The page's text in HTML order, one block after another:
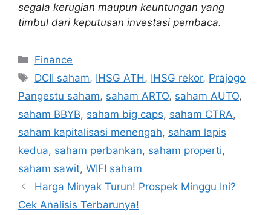
segala kerugian maupun keuntungan yang
timbul dari keputusan investasi pembaca.
Categories
Finance
Tags
DCII saham, IHSG ATH , IHSG rekor, Prajogo
Pangestu saham, saham ARTO, saham AUTO,
saham BBYB, saham big caps, saham CTRA,
saham kapitalisasi menengah, saham lapis
kedua, saham perbankan, saham properti,
saham sawit, WIFI saham
Harga Minyak Turun! Prospek Minggu Ini?
Cek Analisis Terbarunya!